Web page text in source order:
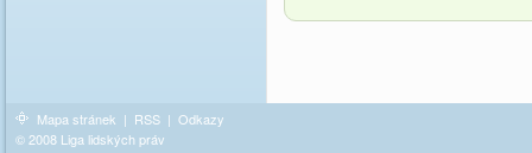
Mapa stránek | RSS | Odkazy
© 2008 Liga lidských práv